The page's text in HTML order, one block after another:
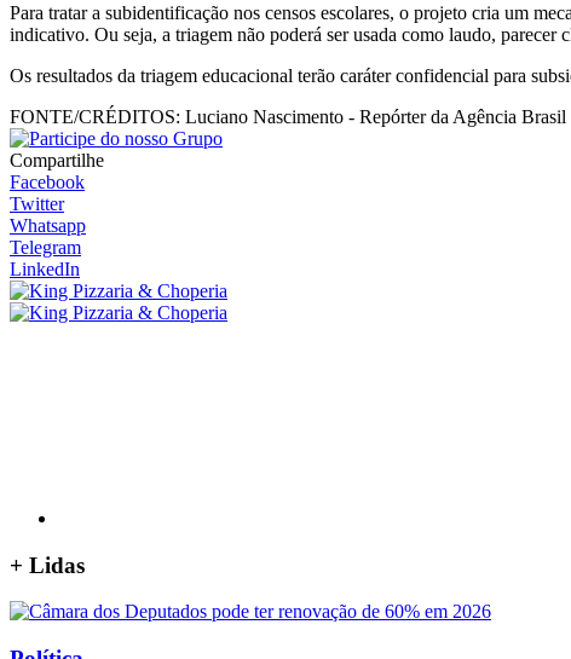
Para tratar a subidentificação nos censos escolares, o projeto cria um
indicativo. Ou seja, a triagem não poderá ser usada como laudo, parecer
Os resultados da triagem educacional terão caráter confidencial para
FONTE/CRÉDITOS: Luciano Nascimento - Repórter da Agência Brasil
Compartilhe
Facebook
Twitter
Whatsapp
Telegram
LinkedIn
+ Lidas